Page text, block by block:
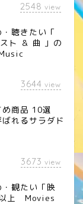
2548 view
・聴きたい「
ト ＆ 曲 」の
3644 view
め商品 10選
ばれるサラダド
3673 view
・観たい「映
上 Movies